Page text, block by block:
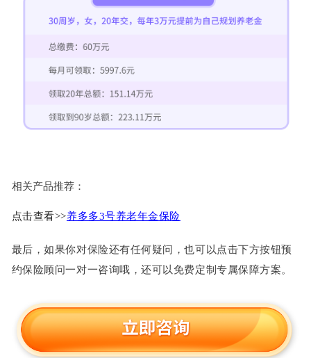
相关产品推荐：
点击查看>>养多多3号养老年金保险
最后，如果你对保险还有任何疑问，也可以点击下方按钮预
约保险顾问一对一咨询哦，还可以免费定制专属保障方案。